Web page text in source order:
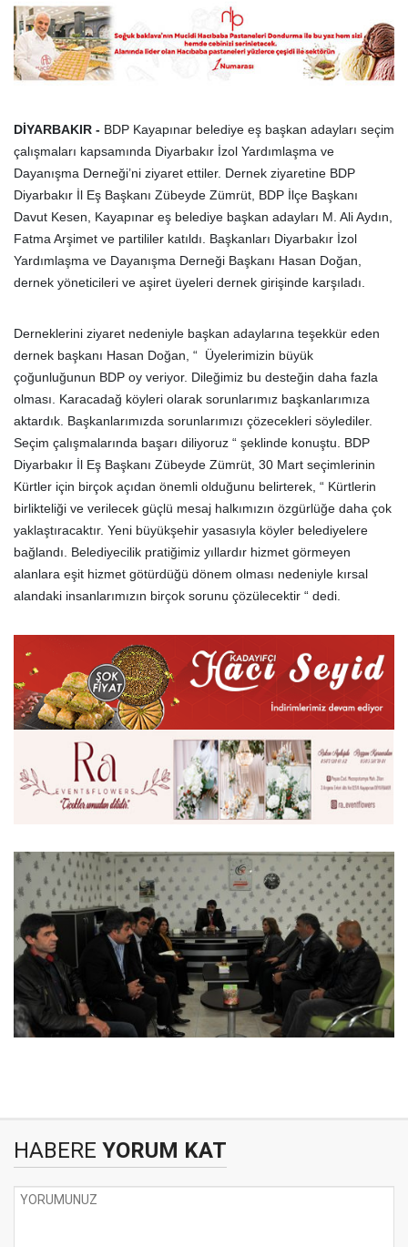
DİYARBAKIR - BDP Kayapınar belediye eş başkan adayları seçim
çalışmaları kapsamında Diyarbakır İzol Yardımlaşma ve
Dayanışma Derneği’ni ziyaret ettiler. Dernek ziyaretine BDP
Diyarbakır İl Eş Başkanı Zübeyde Zümrüt, BDP İlçe Başkanı
Davut Kesen, Kayapınar eş belediye başkan adayları M. Ali Aydın,
Fatma Arşimet ve partililer katıldı. Başkanları Diyarbakır İzol
Yardımlaşma ve Dayanışma Derneği Başkanı Hasan Doğan,
dernek yöneticileri ve aşiret üyeleri dernek girişinde karşıladı.
Derneklerini ziyaret nedeniyle başkan adaylarına teşekkür eden
dernek başkanı Hasan Doğan, “ Üyelerimizin büyük
çoğunluğunun BDP oy veriyor. Dileğimiz bu desteğin daha fazla
olması. Karacadağ köyleri olarak sorunlarımız başkanlarımıza
aktardık. Başkanlarımızda sorunlarımızı çözecekleri söylediler.
Seçim çalışmalarında başarı diliyoruz “ şeklinde konuştu. BDP
Diyarbakır İl Eş Başkanı Zübeyde Zümrüt, 30 Mart seçimlerinin
Kürtler için birçok açıdan önemli olduğunu belirterek, “ Kürtlerin
birlikteliği ve verilecek güçlü mesaj halkımızın özgürlüğe daha çok
yaklaştıracaktır. Yeni büyükşehir yasasıyla köyler belediyelere
bağlandı. Belediyecilik pratiğimiz yıllardır hizmet görmeyen
alanlara eşit hizmet götürdüğü dönem olması nedeniyle kırsal
alandaki insanlarımızın birçok sorunu çözülecektir “ dedi.
HABERE YORUM KAT